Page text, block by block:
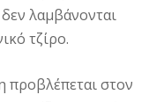
λαμβάνονται
τζίρο.
προβλέπεται στον